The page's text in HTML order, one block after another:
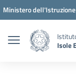
Vai ai contenuti
Vai al menu di
Vai al footer
Ministero dell'Istruzione
Isole